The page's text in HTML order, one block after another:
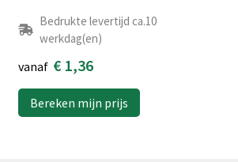
Bedrukte levertijd ca.10
werkdag(en)
vanaf € 1,36
Bereken mijn prijs